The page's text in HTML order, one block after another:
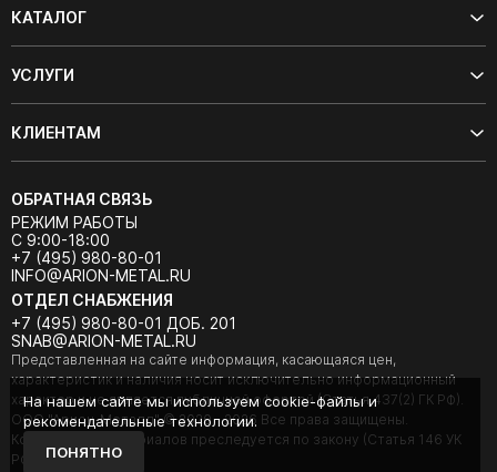
КАТАЛОГ
УСЛУГИ
КЛИЕНТАМ
ОБРАТНАЯ СВЯЗЬ
РЕЖИМ РАБОТЫ
С 9:00-18:00
+7 (495) 980-80-01
INFO@ARION-METAL.RU
ОТДЕЛ СНАБЖЕНИЯ
+7 (495) 980-80-01 ДОБ. 201
SNAB@ARION-METAL.RU
Представленная на сайте информация, касающаяся цен,
характеристик и наличия носит исключительно информационный
характер и не является публичной офертой (Статья 437(2) ГК РФ).
ООО "Арион-Металл" © 2020 - 2026 Все права защищены.
Копирование материалов преследуется по закону (Статья 146 УК
РФ).
На нашем сайте мы используем cookie-файлы и
рекомендательные технологии.
ПОНЯТНО